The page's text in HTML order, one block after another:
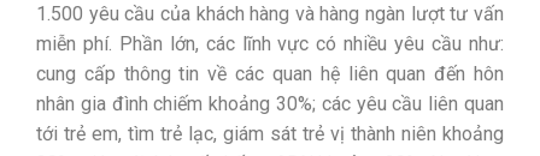
1.500 yêu cầu của khách hàng và hàng ngàn lượt tư vấn
miễn phí. Phần lớn, các lĩnh vực có nhiều yêu cầu như:
cung cấp thông tin về các quan hệ liên quan đến hôn
nhân gia đình chiếm khoảng 30%; các yêu cầu liên quan
tới trẻ em, tìm trẻ lạc, giám sát trẻ vị thành niên khoảng